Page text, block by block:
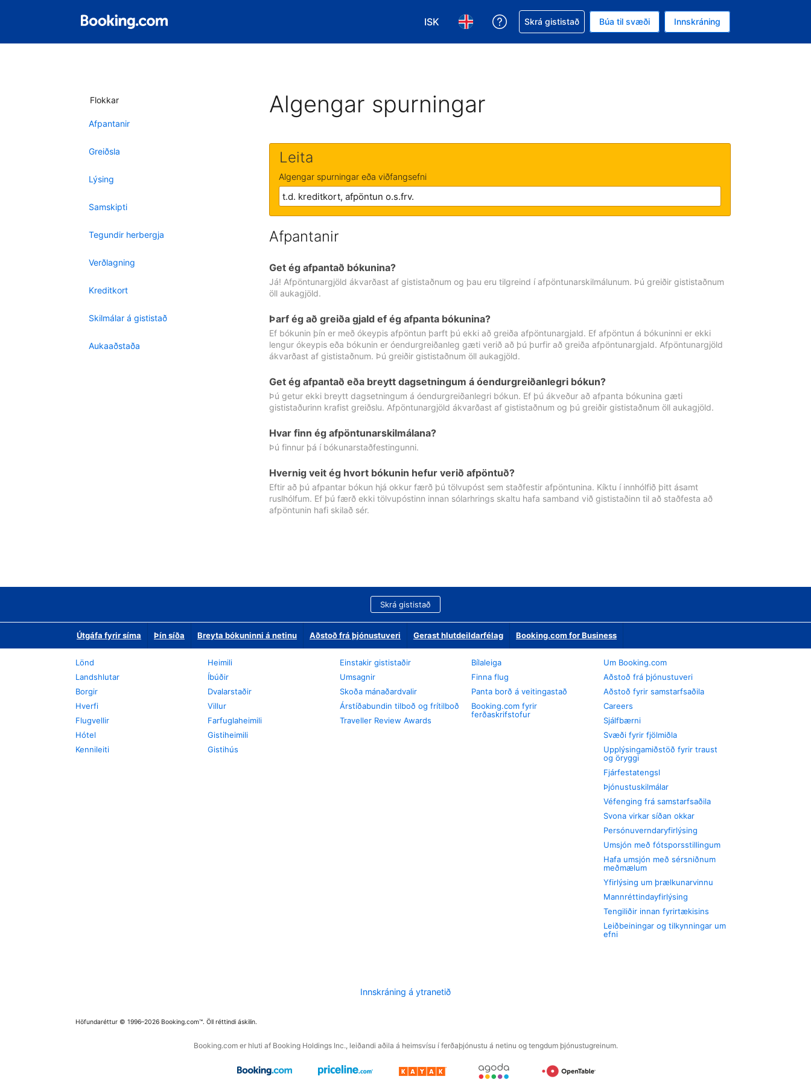
ISK
Veldu gjaldmiðil. Í augnablikinu er gjaldmiðillinn Íslensk króna
Veldu þitt tungumál. Í augnablikinu er tungumál þitt Íslensku
Fá aðstoð við bókunina
Skrá gististað Búa til svæði Innskráning
Flokkar
Afpantanir
Greiðsla
Lýsing
Samskipti
Tegundir herbergja
Verðlagning
Kreditkort
Skilmálar á gististað
Aukaaðstaða
Algengar spurningar
Leita
Algengar spurningar eða viðfangsefni
Afpantanir
Get ég afpantað bókunina?
Já! Afpöntunargjöld ákvarðast af gististaðnum og þau eru tilgreind í afpöntunarskilmálunum. Þú greiðir gististaðnum
öll aukagjöld.
Þarf ég að greiða gjald ef ég afpanta bókunina?
Ef bókunin þín er með ókeypis afpöntun þarft þú ekki að greiða afpöntunargjald. Ef afpöntun á bókuninni er ekki
lengur ókeypis eða bókunin er óendurgreiðanleg gæti verið að þú þurfir að greiða afpöntunargjald. Afpöntunargjöld
ákvarðast af gististaðnum. Þú greiðir gististaðnum öll aukagjöld.
Get ég afpantað eða breytt dagsetningum á óendurgreiðanlegri bókun?
Þú getur ekki breytt dagsetningum á óendurgreiðanlegri bókun. Ef þú ákveður að afpanta bókunina gæti
gististaðurinn krafist greiðslu. Afpöntunargjöld ákvarðast af gististaðnum og þú greiðir gististaðnum öll aukagjöld.
Hvar finn ég afpöntunarskilmálana?
Þú finnur þá í bókunarstaðfestingunni.
Hvernig veit ég hvort bókunin hefur verið afpöntuð?
Eftir að þú afpantar bókun hjá okkur færð þú tölvupóst sem staðfestir afpöntunina. Kíktu í innhólfið þitt ásamt
ruslhólfum. Ef þú færð ekki tölvupóstinn innan sólarhrings skaltu hafa samband við gististaðinn til að staðfesta að
afpöntunin hafi skilað sér.
Skrá gististað
Útgáfa fyrir síma Þín síða Breyta bókuninni á netinu Aðstoð frá þjónustuveri Gerast hlutdeildarfélag Booking.com for Business
Lönd
Landshlutar
Borgir
Hverfi
Flugvellir
Hótel
Kennileiti
Heimili
Íbúðir
Dvalarstaðir
Villur
Farfuglaheimili
Gistiheimili
Gistihús
Einstakir gististaðir
Umsagnir
Skoða mánaðardvalir
Árstíðabundin tilboð og frítilboð
Traveller Review Awards
Bílaleiga
Finna flug
Panta borð á veitingastað
Booking.com fyrir
ferðaskrifstofur
Um Booking.com
Aðstoð frá þjónustuveri
Aðstoð fyrir samstarfsaðila
Careers
Sjálfbærni
Svæði fyrir fjölmiðla
Upplýsingamiðstöð fyrir traust
og öryggi
Fjárfestatengsl
Þjónustuskilmálar
Véfenging frá samstarfsaðila
Svona virkar síðan okkar
Persónuverndaryfirlýsing
Umsjón með fótsporsstillingum
Hafa umsjón með sérsniðnum
meðmælum
Yfirlýsing um þrælkunarvinnu
Mannréttindayfirlýsing
Tengiliðir innan fyrirtækisins
Leiðbeiningar og tilkynningar um
efni
Innskráning á ytranetið
Höfundaréttur © 1996–2026 Booking.com™. Öll réttindi áskilin.
Booking.com er hluti af Booking Holdings Inc., leiðandi aðila á heimsvísu í ferðaþjónustu á netinu og tengdum þjónustugreinum.